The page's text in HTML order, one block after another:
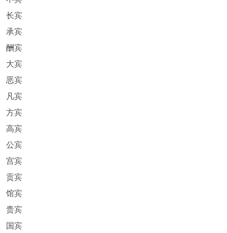
长宾
承宾
酬宾
大宾
恶宾
凡宾
方宾
高宾
公宾
宫宾
贡宾
馆宾
贵宾
国宾